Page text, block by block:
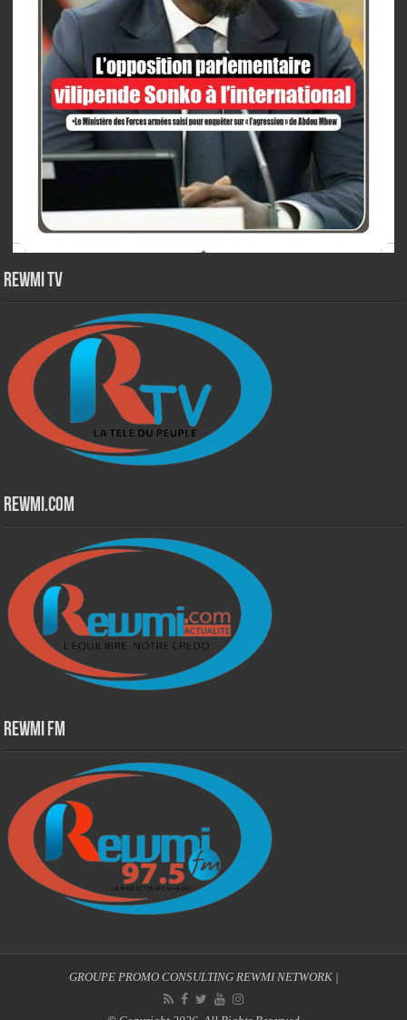
Rewmi TV
Rewmi.Com
Rewmi Fm
GROUPE PROMO CONSULTING REWMI NETWORK|